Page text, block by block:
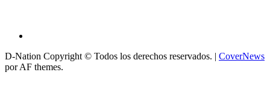
D-Nation Copyright © Todos los derechos reservados. | CoverNews
por AF themes.